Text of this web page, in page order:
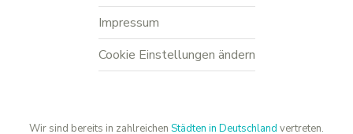
Impressum
Cookie Einstellungen ändern
Wir sind bereits in zahlreichen Städten in Deutschland vertreten.